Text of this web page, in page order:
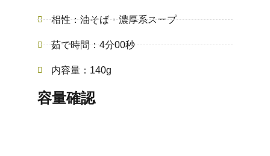
相性：油そば・濃厚系スープ
茹で時間：4分00秒
内容量：140g
容量確認